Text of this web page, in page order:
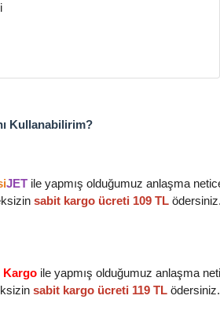
Kullanabilirim?
JET ile yapmış olduğumuz anlaşma
sabit kargo ücreti 109 TL
Kargo ile yapmış olduğumuz anlaşma
sabit kargo ücreti 119 TL